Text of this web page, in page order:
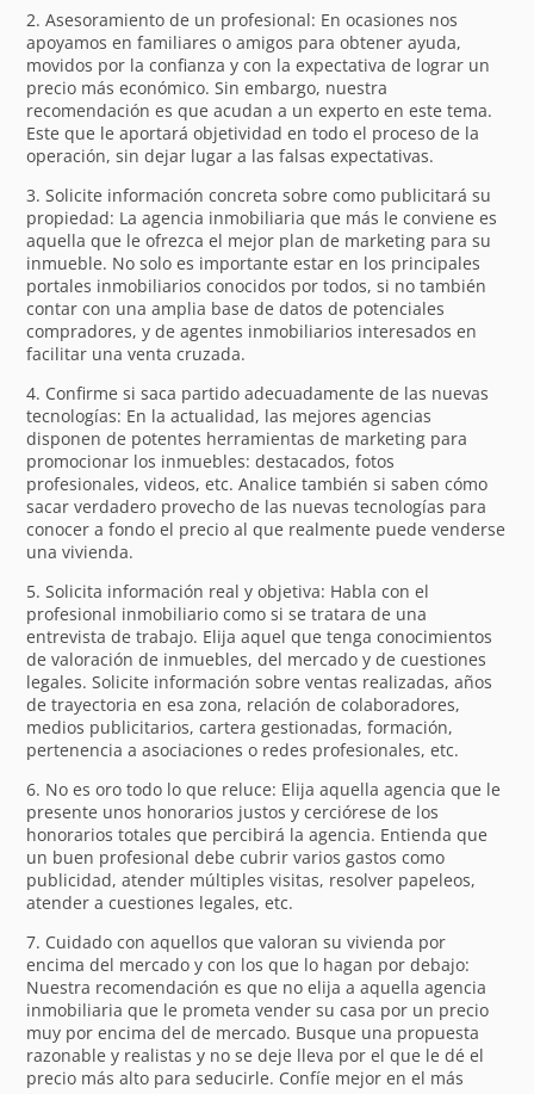
2. Asesoramiento de un profesional: En ocasiones nos
apoyamos en familiares o amigos para obtener ayuda,
movidos por la confianza y con la expectativa de lograr un
precio más económico. Sin embargo, nuestra
recomendación es que acudan a un experto en este tema.
Este que le aportará objetividad en todo el proceso de la
operación, sin dejar lugar a las falsas expectativas.
3. Solicite información concreta sobre como publicitará su
propiedad: La agencia inmobiliaria que más le conviene es
aquella que le ofrezca el mejor plan de marketing para su
inmueble. No solo es importante estar en los principales
portales inmobiliarios conocidos por todos, si no también
contar con una amplia base de datos de potenciales
compradores, y de agentes inmobiliarios interesados en
facilitar una venta cruzada.
4. Confirme si saca partido adecuadamente de las nuevas
tecnologías: En la actualidad, las mejores agencias
disponen de potentes herramientas de marketing para
promocionar los inmuebles: destacados, fotos
profesionales, videos, etc. Analice también si saben cómo
sacar verdadero provecho de las nuevas tecnologías para
conocer a fondo el precio al que realmente puede venderse
una vivienda.
5. Solicita información real y objetiva: Habla con el
profesional inmobiliario como si se tratara de una
entrevista de trabajo. Elija aquel que tenga conocimientos
de valoración de inmuebles, del mercado y de cuestiones
legales. Solicite información sobre ventas realizadas, años
de trayectoria en esa zona, relación de colaboradores,
medios publicitarios, cartera gestionadas, formación,
pertenencia a asociaciones o redes profesionales, etc.
6. No es oro todo lo que reluce: Elija aquella agencia que le
presente unos honorarios justos y cerciórese de los
honorarios totales que percibirá la agencia. Entienda que
un buen profesional debe cubrir varios gastos como
publicidad, atender múltiples visitas, resolver papeleos,
atender a cuestiones legales, etc.
7. Cuidado con aquellos que valoran su vivienda por
encima del mercado y con los que lo hagan por debajo:
Nuestra recomendación es que no elija a aquella agencia
inmobiliaria que le prometa vender su casa por un precio
muy por encima del de mercado. Busque una propuesta
razonable y realistas y no se deje lleva por el que le dé el
precio más alto para seducirle. Confíe mejor en el más